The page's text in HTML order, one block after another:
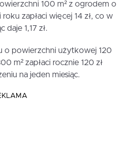
100 m² z ogrodem o
zapłaci więcej 14 zł, co w
daje 1,17 zł.
o powierzchni użytkowej 120
m² zapłaci rocznie 120 zł
na jeden miesiąc.